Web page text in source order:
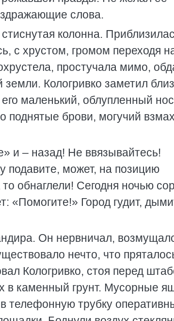
слова.
колонна.
с хрустом, громом переходя
простучала мимо,
Кологривко заметил
маленький, облупленный
поднятые брови, могучий
и – назад! Не ввязывайтесь!
подавите, может, на позицию
обнаглели! Сегодня ночью
«Помогите!» Город гудит,
Он нервничал,
нечто, что
Кологривко, стоя перед
в каменный грунт. Мусорные
телефонную трубку